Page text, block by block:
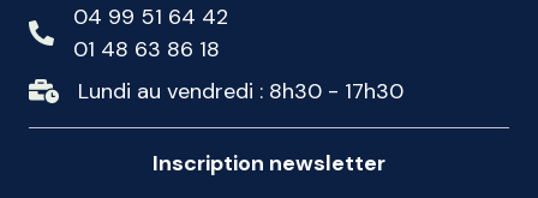
04 99 51 64 42
01 48 63 86 18
Lundi au vendredi : 8h30 - 17h30
Inscription newsletter